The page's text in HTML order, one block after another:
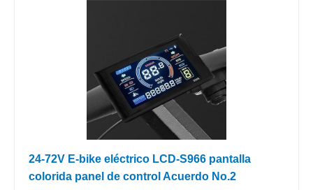
24-72V E-bike eléctrico LCD-S966 pantalla
colorida panel de control Acuerdo No.2